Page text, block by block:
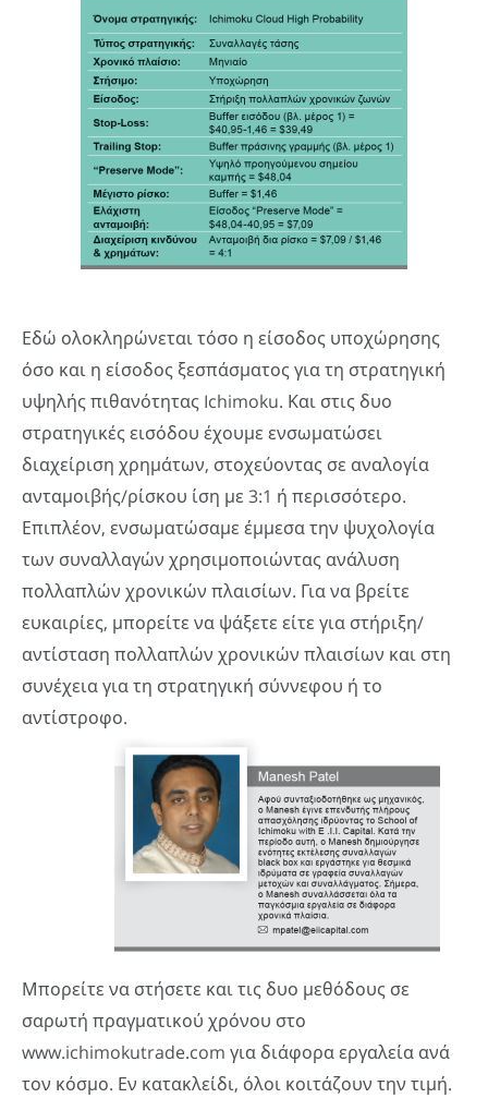
Εδώ ολοκληρώνεται τόσο η είσοδος υποχώρησης
όσο και η είσοδος ξεσπάσματος για τη στρατηγική
υψηλής πιθανότητας Ichimoku. Και στις δυο
στρατηγικές εισόδου έχουμε ενσωματώσει
διαχείριση χρημάτων, στοχεύοντας σε αναλογία
ανταμοιβής/ρίσκου ίση με 3:1 ή περισσότερο.
Επιπλέον, ενσωματώσαμε έμμεσα την ψυχολογία
των συναλλαγών χρησιμοποιώντας ανάλυση
πολλαπλών χρονικών πλαισίων. Για να βρείτε
ευκαιρίες, μπορείτε να ψάξετε είτε για στήριξη/
αντίσταση πολλαπλών χρονικών πλαισίων και στη
συνέχεια για τη στρατηγική σύννεφου ή το
αντίστροφο.
Μπορείτε να στήσετε και τις δυο μεθόδους σε
σαρωτή πραγματικού χρόνου στο
www.ichimokutrade.com για διάφορα εργαλεία ανά
τον κόσμο. Εν κατακλείδι, όλοι κοιτάζουν την τιμή.